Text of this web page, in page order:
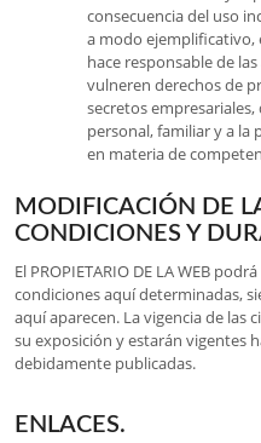
consecuencia del uso
a modo ejemplificativo,
hace responsable de
vulneren derechos de
secretos
personal, familiar y a la
en materia de
MODIFICACIÓN DE
CONDICIONES Y
El PROPIETARIO DE LA WEB
condiciones aquí determinadas,
aquí aparecen. La vigencia de las
su exposición y estarán vigentes
debidamente publicadas.
ENLACES.